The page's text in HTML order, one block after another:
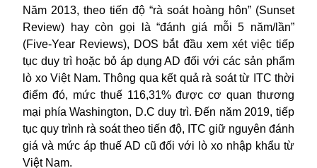
Năm 2013, theo tiến độ “rà soát hoàng hôn” (Sunset
Review) hay còn gọi là “đánh giá mỗi 5 năm/lần”
(Five-Year Reviews), DOS bắt đầu xem xét việc tiếp
tục duy trì hoặc bỏ áp dụng AD đối với các sản phẩm
lò xo Việt Nam. Thông qua kết quả rà soát từ ITC thời
điểm đó, mức thuế 116,31% được cơ quan thương
mại phía Washington, D.C duy trì. Đến năm 2019, tiếp
tục quy trình rà soát theo tiến độ, ITC giữ nguyên đánh
giá và mức áp thuế AD cũ đối với lò xo nhập khẩu từ
Việt Nam.